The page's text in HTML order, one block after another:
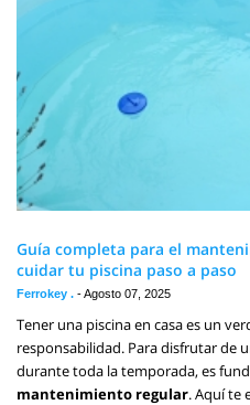
Guía completa para el
cuidar tu piscina paso a paso
Ferrokey . -Agosto 07, 2025
Tener una piscina en casa es un
responsabilidad. Para disfrutar de
durante toda la temporada, es
mantenimiento regular. Aquí te